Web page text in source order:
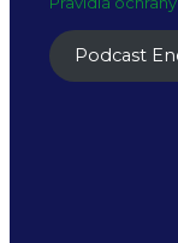
Podcast